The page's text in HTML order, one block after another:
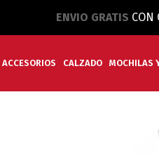
ENVIO GRATIS CON
ACCESORIOS CALZADO MOCHILAS